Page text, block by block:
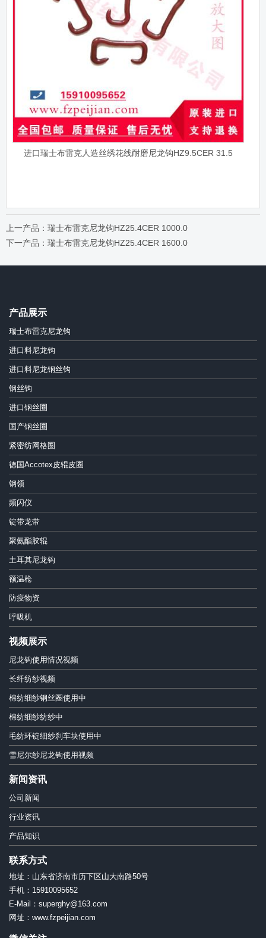
进口瑞士布雷克人造丝绣花线耐磨尼龙钩HZ9.5CER 31.5
上一产品：瑞士布雷克尼龙钩HZ25.4CER 1000.0
下一产品：瑞士布雷克尼龙钩HZ25.4CER 1600.0
产品展示
瑞士布雷克尼龙钩
进口料尼龙钩
进口料尼龙钢丝钩
钢丝钩
进口钢丝圈
国产钢丝圈
紧密纺网格圈
德国Accotex皮辊皮圈
钢领
频闪仪
锭带龙带
聚氨酯胶辊
土耳其尼龙钩
额温枪
防疫物资
呼吸机
视频展示
尼龙钩使用情况视频
长纤纺纱视频
棉纺细纱钢丝圈使用中
棉纺细纱纺纱中
毛纺环锭细纱刹车块使用中
雪尼尔纱尼龙钩使用视频
新闻资讯
公司新闻
行业资讯
产品知识
联系方式
地址：山东省济南市历下区山大南路50号
手机：15910095652
E-Mail：superghy@163.com
网址：www.fzpeijian.com